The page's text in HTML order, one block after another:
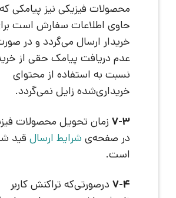
محصولات فیزیکی نیز پیامکی که
حاوی اطلاعات سفارش است
خریدار ارسال می‌گردد و در
عدم دریافت پیامک حقی از
نسبت به استفاده از محتوای
خریداری‌شده زایل نمی‌گردد.
7-3زمان تحویل محصولات
در صفحه‌ی شرایط ارسالقید
است.
7-4درصورتی‌که تراکنش کاربر